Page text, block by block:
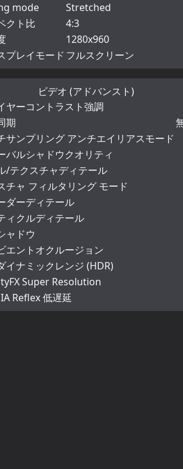
mode
Stretched
クト比
4:3
1280x960
プレイモード フルスクリーン
ビデオ (アドバンスト)
ヤーコントラスト強調
期
サンプリング アンチエイリアスモード
バルシャドウクオリティ
/テクスチャディテール
チャ フィルタリング モード
ダーディテール
ィクルディテール
ャドウ
エントオクルージョン
イナミックレンジ (HDR)
Super Resolution
Reflex 低遅延